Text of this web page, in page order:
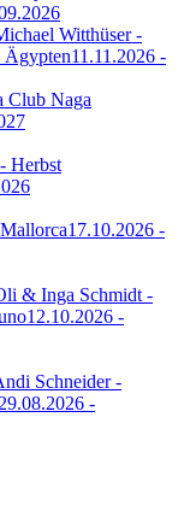
Witthüser -
Ägypten11.11.2026 -
Club Naga
Herbst
17.10.2026 -
& Inga Schmidt -
12.10.2026 -
Schneider -
29.08.2026 -